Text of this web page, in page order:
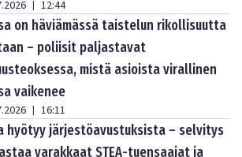
| 12:44
on häviämässä taistelun rikollisuutta
– poliisit paljastavat
mistä asioista virallinen
vaikenee
| 16:11
hyötyy järjestöavustuksista – selvitys
varakkaat STEA-tuensaajat ja